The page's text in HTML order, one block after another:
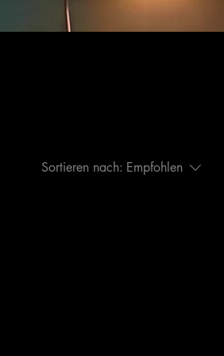
Sortieren nach: Empfohlen